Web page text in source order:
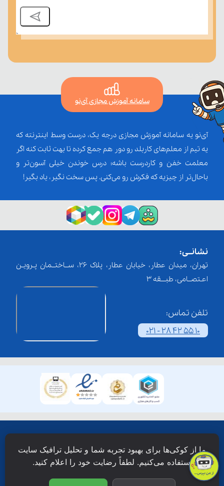
سامانه آموزش مجازی آی‌نو
آی‌نو یه سامانه آموزش مجازی درجه یک، درست وسط اینترنته که
یه تیم از معلم‌‌های کاربلد رو دور هم جمع کرده تا بهت ثابت کنه اگر
معلمت خفن و کاردرست باشه؛ درس خوندن خیلی آسون‌تر و
باحال‌تر از چیزیه که فکرش رو می‌کنی. پس سخت نگیر، یاد بگیر!
نشانــی:
تهران، میدان عطار، خیابان عطار، پلاک 26، ســاختــمان پـرویـن
اعـتصــامی، طبـــقه 3
تلفن تماس:
021 - 28 42 55 10
دانش نویان محفوظ است.
ما از کوکی‌ها برای بهبود تجربه شما و تحلیل ترافیک سایت
استفاده می‌کنیم. لطفاً رضایت خود را اعلام کنید.